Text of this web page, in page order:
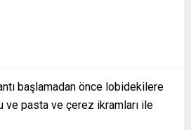
başlamadan önce lobidekilere
ve pasta ve çerez ikramları ile